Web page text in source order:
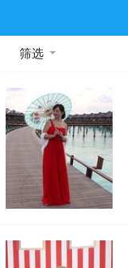
筛选